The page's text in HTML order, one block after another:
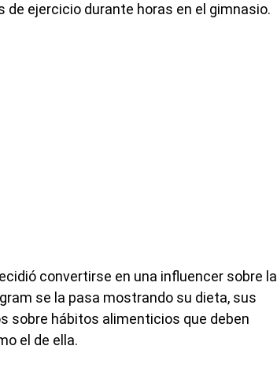
ejercicio durante horas en el gimnasio.
convertirse en una influencer sobre la
se la pasa mostrando su dieta, sus
sobre hábitos alimenticios que deben
el de ella.